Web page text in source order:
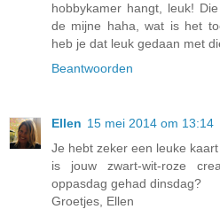
hobbykamer hangt, leuk!
de mijne haha, wat is het
heb je dat leuk gedaan met
Beantwoorden
Ellen 15 mei 2014 om 13:14
Je hebt zeker een leuke
is jouw zwart-wit-roze
oppasdag gehad dinsdag?
Groetjes, Ellen